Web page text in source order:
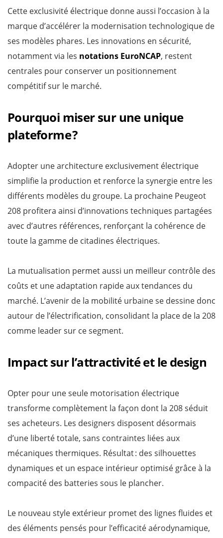
Cette exclusivité électrique donne aussi l’occasion à la
marque d’accélérer la modernisation technologique de
ses modèles phares. Les innovations en sécurité,
notamment via les notations EuroNCAP, restent
centrales pour conserver un positionnement
compétitif sur le marché.
Pourquoi miser sur une unique
plateforme ?
Adopter une architecture exclusivement électrique
simplifie la production et renforce la synergie entre les
différents modèles du groupe. La prochaine Peugeot
208 profitera ainsi d’innovations techniques partagées
avec d’autres références, renforçant la cohérence de
toute la gamme de citadines électriques.
La mutualisation permet aussi un meilleur contrôle des
coûts et une adaptation rapide aux tendances du
marché. L’avenir de la mobilité urbaine se dessine donc
autour de l’électrification, consolidant la place de la 208
comme leader sur ce segment.
Impact sur l’attractivité et le design
Opter pour une seule motorisation électrique
transforme complètement la façon dont la 208 séduit
ses acheteurs. Les designers disposent désormais
d’une liberté totale, sans contraintes liées aux
mécaniques thermiques. Résultat : des silhouettes
dynamiques et un espace intérieur optimisé grâce à la
compacité des batteries sous le plancher.
Le nouveau style extérieur promet des lignes fluides et
des éléments pensés pour l’efficacité aérodynamique,